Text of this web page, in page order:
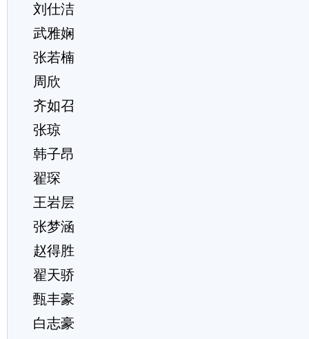
刘仕洁
武雅娴
张若楠
周欣
齐如召
张琼
韩子昂
翟琛
王岩层
张梦涵
赵得胜
翟天骄
甄丰豪
白志豪